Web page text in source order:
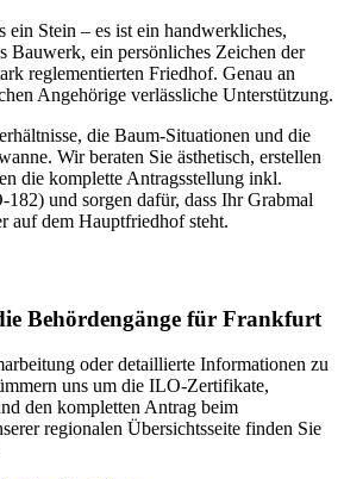
ein Stein – es ist ein handwerkliches,
Bauwerk, ein persönliches Zeichen der
reglementierten Friedhof. Genau an
Angehörige verlässliche Unterstützung.
die Baum-Situationen und die
Wir beraten Sie ästhetisch, erstellen
die komplette Antragsstellung inkl.
und sorgen dafür, dass Ihr Grabmal
auf dem Hauptfriedhof steht.
Behördengänge für Frankfurt
oder detaillierte Informationen zu
uns um die ILO-Zertifikate,
den kompletten Antrag beim
regionalen Übersichtsseite finden Sie